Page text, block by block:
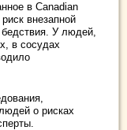
в Canadian
внезапной
У людей,
в сосудах
о рисках